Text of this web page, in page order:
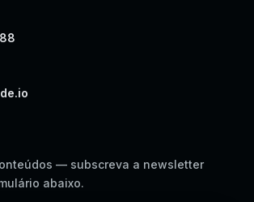
— subscreva a newsletter
abaixo.